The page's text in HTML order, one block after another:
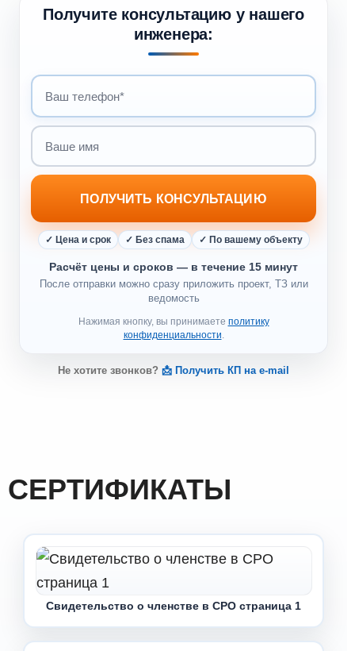
Получите консультацию у нашего
инженера:
ПОЛУЧИТЬ КОНСУЛЬТАЦИЮ
✓ Цена и срок ✓ Без спама ✓ По вашему объекту
Расчёт цены и сроков — в течение 15 минут
После отправки можно сразу приложить проект, ТЗ или
ведомость
Нажимая кнопку, вы принимаете политику
конфиденциальности.
Не хотите звонков? 📩 Получить КП на e-mail
СЕРТИФИКАТЫ
Свидетельство о членстве в СРО страница 1